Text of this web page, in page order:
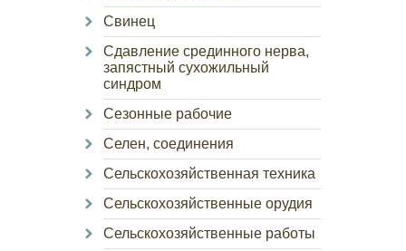
Свинец
Сдавление срединного нерва,
запястный сухожильный
синдром
Сезонные рабочие
Селен, соединения
Сельскохозяйственная техника
Сельскохозяйственные орудия
Сельскохозяйственные работы